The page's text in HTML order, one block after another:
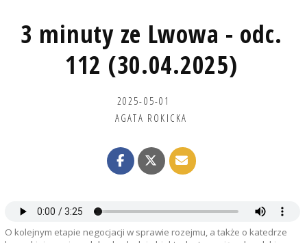
3 minuty ze Lwowa - odc.
112 (30.04.2025)
2025-05-01
AGATA ROKICKA
O kolejnym etapie negocjacji w sprawie rozejmu, a także o katedrze